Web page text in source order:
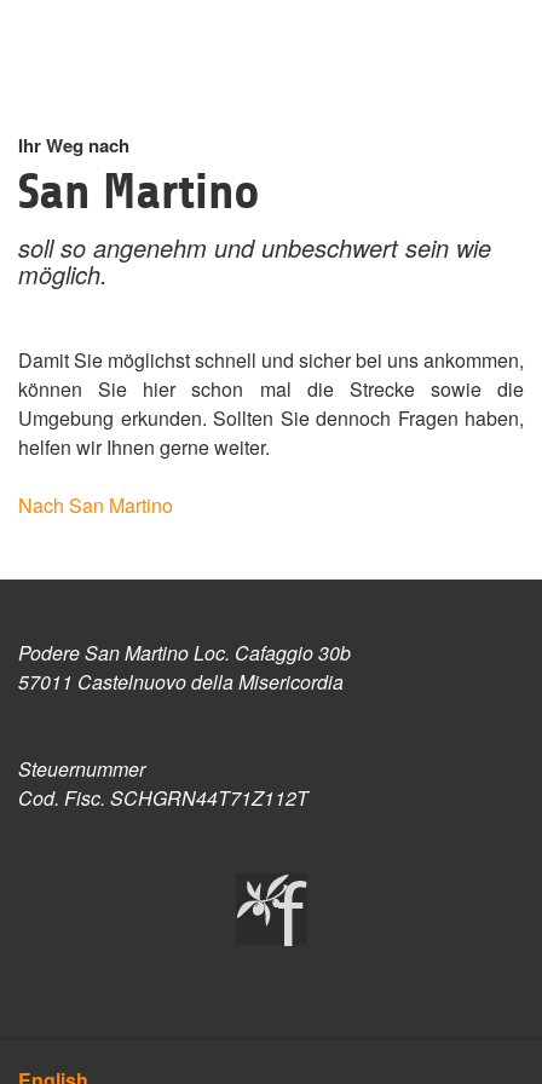
Ihr Weg nach
San Martino
soll so angenehm und unbeschwert sein wie
möglich.
Damit Sie möglichst schnell und sicher bei uns ankommen,
können Sie hier schon mal die Strecke sowie die
Umgebung erkunden. Sollten Sie dennoch Fragen haben,
helfen wir Ihnen gerne weiter.
Nach San Martino
Podere San Martino Loc. Cafaggio 30b
57011 Castelnuovo della Misericordia
Steuernummer
Cod. Fisc. SCHGRN44T71Z112T